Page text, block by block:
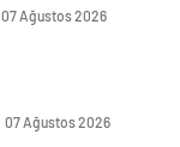
07 Ağustos 2026
07 Ağustos 2026